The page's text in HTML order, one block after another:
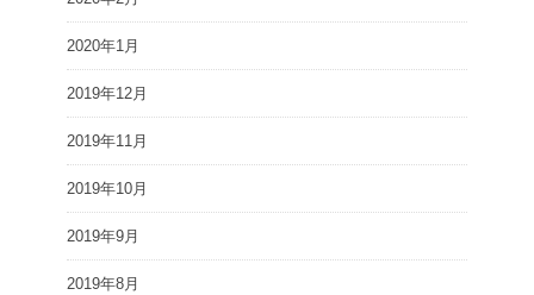
2020年1月
2019年12月
2019年11月
2019年10月
2019年9月
2019年8月